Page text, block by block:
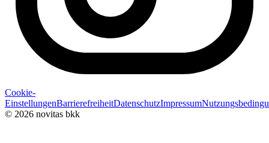
Cookie-
EinstellungenBarrierefreiheitDatenschutzImpressum
© 2026 novitas bkk